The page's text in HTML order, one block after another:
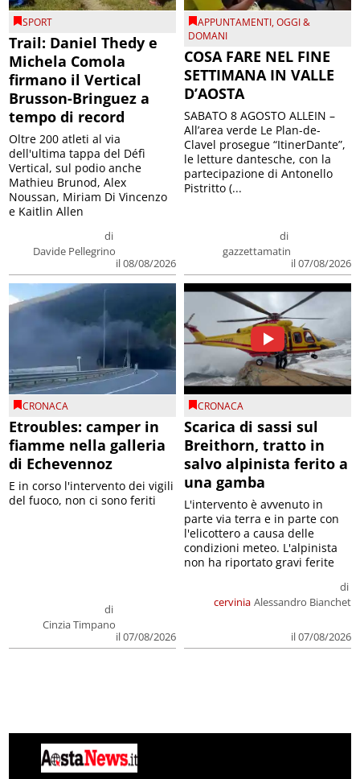
SPORT
Trail: Daniel Thedy e
Michela Comola
firmano il Vertical
Brusson-Bringuez a
tempo di record
di
Davide Pellegrino
il 08/08/2026
Oltre 200 atleti al via
dell'ultima tappa del Défì
Vertical, sul podio anche
Mathieu Brunod, Alex
Noussan, Miriam Di Vincenzo
e Kaitlin Allen
APPUNTAMENTI,OGGI &
DOMANI
COSA FARE NEL FINE
SETTIMANA IN VALLE
D’AOSTA
di
gazzettamatin
il 07/08/2026
SABATO 8 AGOSTO ALLEIN –
All’area verde Le Plan-de-
Clavel prosegue “ItinerDante”,
le letture dantesche, con la
partecipazione di Antonello
Pistritto (...
CRONACA
Etroubles: camper in
fiamme nella galleria
di Echevennoz
di
Cinzia Timpano
il 07/08/2026
E in corso l'intervento dei vigili
del fuoco, non ci sono feriti
CRONACA
Scarica di sassi sul
Breithorn, tratto in
salvo alpinista ferito a
una gamba
cervinia
di
Alessandro Bianchet
il 07/08/2026
L'intervento è avvenuto in
parte via terra e in parte con
l'elicottero a causa delle
condizioni meteo. L'alpinista
non ha riportato gravi ferite